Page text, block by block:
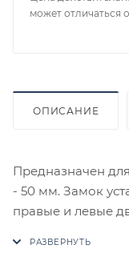
может отличаться
ОПИСАНИЕ
Предназначен
- 50 мм. Замок
правые и левые